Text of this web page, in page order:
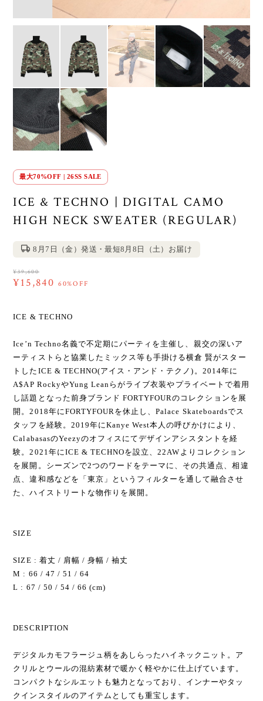
最大70%OFF | 26SS SALE
ICE & TECHNO | DIGITAL CAMO
HIGH NECK SWEATER (REGULAR)
8月7日（金）発送・最短8月8日（土）お届け
¥39,600
¥15,840 60%OFF
ICE & TECHNO
Ice’n Techno名義で不定期にパーティを主催し、親交の深いア
ーティストらと協業したミックス等も手掛ける横倉 賢がスター
トしたICE & TECHNO(アイス・アンド・テクノ)。2014年に
A$AP RockyやYung Leanらがライブ衣装やプライベートで着用
し話題となった前身ブランド FORTYFOURのコレクションを展
開。2018年にFORTYFOURを休止し、Palace Skateboardsでス
タッフを経験。2019年にKanye West本人の呼びかけにより、
CalabasasのYeezyのオフィスにてデザインアシスタントを経
験。2021年にICE & TECHNOを設立、22AWよりコレクション
を展開。シーズンで2つのワードをテーマに、その共通点、相違
点、違和感などを「東京」というフィルターを通して融合させ
た、ハイストリートな物作りを展開。
SIZE
SIZE : 着丈 / 肩幅 / 身幅 / 袖丈
M : 66 / 47 / 51 / 64
L : 67 / 50 / 54 / 66 (cm)
DESCRIPTION
デジタルカモフラージュ柄をあしらったハイネックニット。ア
クリルとウールの混紡素材で暖かく軽やかに仕上げています。
コンパクトなシルエットも魅力となっており、インナーやタッ
クインスタイルのアイテムとしても重宝します。